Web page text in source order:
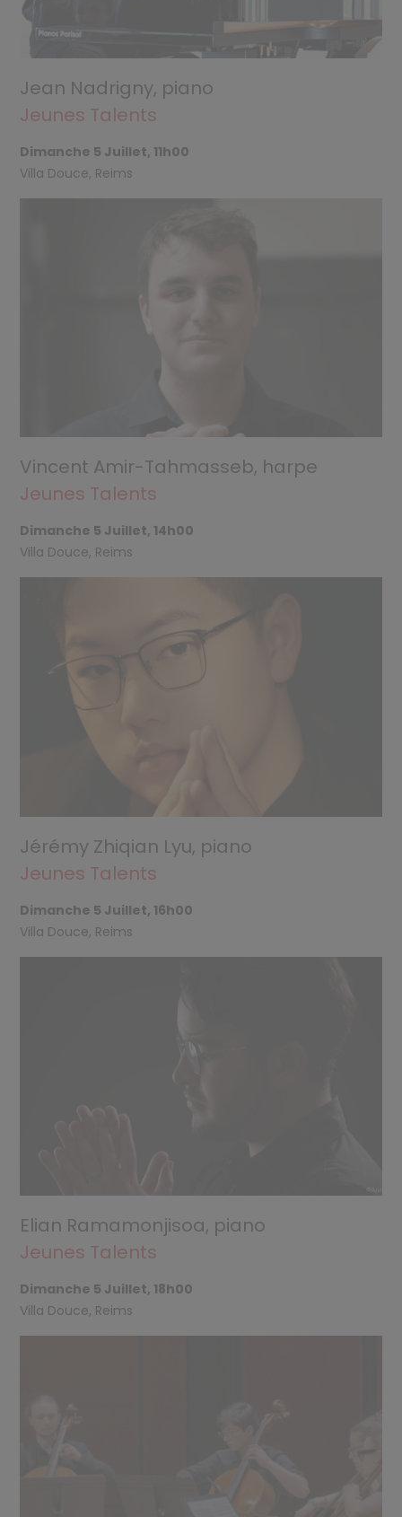
Jean Nadrigny, piano
Jeunes Talents
Dimanche 5 Juillet, 11h00
Villa Douce, Reims
Vincent Amir-Tahmasseb, harpe
Jeunes Talents
Dimanche 5 Juillet, 14h00
Villa Douce, Reims
Jérémy Zhiqian Lyu, piano
Jeunes Talents
Dimanche 5 Juillet, 16h00
Villa Douce, Reims
Elian Ramamonjisoa, piano
Jeunes Talents
Dimanche 5 Juillet, 18h00
Villa Douce, Reims